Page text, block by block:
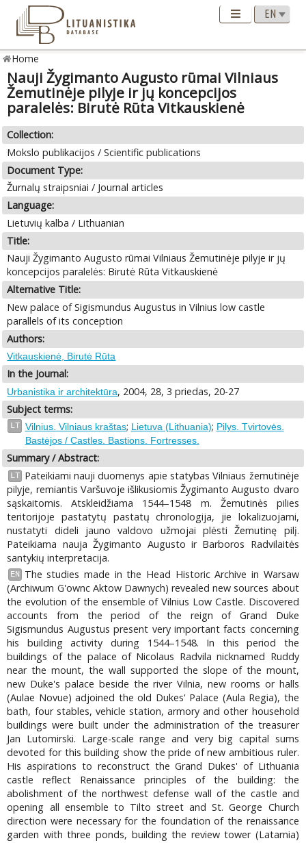
Home
Nauji Žygimanto Augusto rūmai Vilniaus
Žemutinėje pilyje ir jų koncepcijos
paralelės: Birutė Rūta Vitkauskienė
Collection:
Mokslo publikacijos / Scientific publications
Document Type:
Žurnalų straipsniai / Journal articles
Language:
Lietuvių kalba / Lithuanian
Title:
Nauji Žygimanto Augusto rūmai Vilniaus Žemutinėje pilyje ir jų
koncepcijos paralelės: Birutė Rūta Vitkauskienė
Alternative Title:
New palace of Sigismundus Augustus in Vilnius low castle
parallels of its conception
Authors:
Vitkauskienė, Birutė Rūta
In the Journal:
Urbanistika ir architektūra, 2004, 28, 3 priedas, 20-27
Subject terms:
LT Vilnius. Vilniaus kraštas; Lietuva (Lithuania); Pilys. Tvirtovės.
Bastėjos / Castles. Bastions. Fortresses.
Summary / Abstract:
LT
Pateikiami nauji duomenys apie statybas Vilniaus žemutinėje
pilyje, remiantis Varšuvoje išlikusiomis Žygimanto Augusto dvaro
sąskaitomis. Atskleidžiama 1544–1548 m. Žemutinės pilies
teritorijoje pastatytų pastatų chronologija, jie lokalizuojami,
nustatyti dideli jauno valdovo užmojai plėsti Žemutinę pilį.
Pateikiama nauja Žygimanto Augusto ir Barboros Radvilaitės
santykių interpretacija.
EN
The studies made in the Head Historic Archive in Warsaw
(Archiwum G'ownc Aktow Dawnych) revealed new sources about
the evolution of the ensemble of Vilnius Low Castle. Discovered
accounts from the period of the reign of Grand Duke
Sigismundus Augustus present very important facts concerning
his building activity during 1544–1548. In this period the
buildings of the palace of Nicolaus Radvila nicknamed Ruddy
near the mount, the wall supported the slope of the mount,
new Duke's palace beside the river Vilnia, new rooms or halls
(Aulae Novue) adjoined the old Dukes' Palace (Aula Regia), the
bath, four stables, vehicle station, armory and other household
buildings were built under the administration of the treasurer
Jan Lutomirski. Large-scale range and very big capital sums
devoted for this building show the pride of new ambitious ruler.
His aspirations to reconstruct the Grand Dukes' of Lithuania
castle reflect Renaissance principles of the building: the
abolishment of the northwest defense wall of the castle and
opening all ensemble to Tilto street and St. George Church
direction were necessary for the foundation of the renaissance
garden with three ponds, building the review tower (Latarnia)